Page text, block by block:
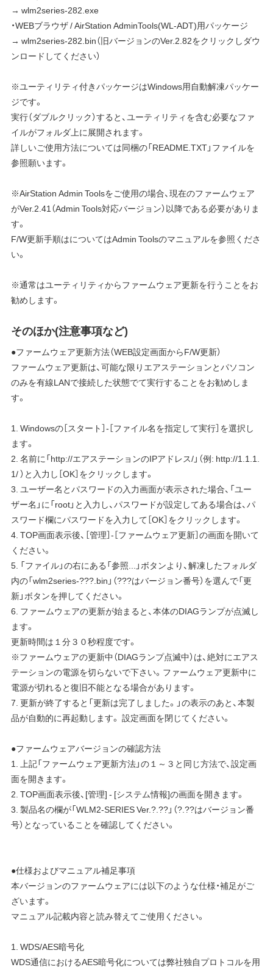
→ wlm2series-282.exe
・WEBブラウザ / AirStation AdminTools(WL-ADT)用パッケージ
→ wlm2series-282.bin（旧バージョンのVer.2.82をクリックしダウ
ンロードしてください）
※ユーティリティ付きパッケージはWindows用自動解凍パッケー
ジです。
実行（ダブルクリック）すると、ユーティリティを含む必要なファ
イルがフォルダ上に展開されます。
詳しいご使用方法については同梱の「README.TXT」ファイルを
参照願います。
※AirStation Admin Toolsをご使用の場合、現在のファームウェア
がVer.2.41（Admin Tools対応バージョン）以降である必要がありま
す。
F/W更新手順はについてはAdmin Toolsのマニュアルを参照くださ
い。
※通常はユーティリティからファームウェア更新を行うことをお
勧めします。
そのほか(注意事項など)
●ファームウェア更新方法（WEB設定画面からF/W更新）
ファームウェア更新は、可能な限りエアステーションとパソコン
のみを有線LANで接続した状態でて実行することをお勧めしま
す。
1. Windowsの［スタート］-［ファイル名を指定して実行］を選択し
ます。
2. 名前に「http://エアステーションのIPアドレス/」（例: http://1.1.1.
1/ ）と入力し［OK］をクリックします。
3. ユーザー名とパスワードの入力画面が表示された場合、「ユー
ザー名」に「root」と入力し、パスワードが設定してある場合は、パ
スワード欄にパスワードを入力して［OK］をクリックします。
4. TOP画面表示後、［管理］-［ファームウェア更新］の画面を開いて
ください。
5. 「ファイル」の右にある「参照...」ボタンより、解凍したフォルダ
内の「wlm2series-???.bin」（???はバージョン番号）を選んで「更
新」ボタンを押してください。
6. ファームウェアの更新が始まると、本体のDIAGランプが点滅し
ます。
更新時間は１分３０秒程度です。
※ファームウェアの更新中（DIAGランプ点滅中）は、絶対にエアス
テーションの電源を切らないで下さい。ファームウェア更新中に
電源が切れると復旧不能となる場合があります。
7. 更新が終了すると「更新は完了しました。」の表示のあと、本製
品が自動的に再起動します。 設定画面を閉じてください。
●ファームウェアバージョンの確認方法
1. 上記「ファームウェア更新方法」の１～３と同じ方法で、設定画
面を開きます。
2. TOP画面表示後、[管理] - [システム情報]の画面を開きます。
3. 製品名の欄が「WLM2-SERIES Ver.?.??」（?.??はバージョン番
号）となっていることを確認してください。
●仕様およびマニュアル補足事項
本バージョンのファームウェアには以下のような仕様・補足がご
ざいます。
マニュアル記載内容と読み替えてご使用ください。
1. WDS/AES暗号化
WDS通信におけるAES暗号化については弊社独自プロトコルを用